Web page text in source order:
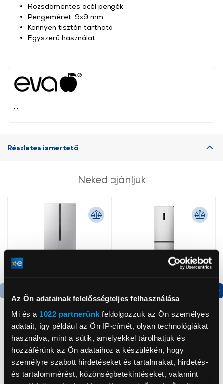
Az Ön adatainak felelősségteljes felhasználása
Mi és a 1022 partnerünk feldolgozzuk az Ön személyes
adatait, így például az Ön IP-címét, olyan technológiákat
használva, mint a sütik, amelyekkel tárolhatjuk és
hozzáférünk az Ön adataihoz a készülékén, hogy
személyre szabott hirdetéseket és tartalmakat, hirdetés-
és tartalommérést, közönségbetekintéseket, valamint
Rozsdamentes acél pengék
Pengeméret: 9x9 mm
Könnyen tisztán tartható
Egyszerű használat
Részletes ismertető
Neked ajánljuk
Gorenje NRS8182KX Side
by side hűtőszekrény
199 999 Ft
Gorenje N619EAXL4
Alulfagyasztós
kombinált hűtőszekrény
179 999 Ft